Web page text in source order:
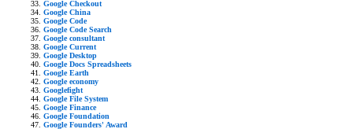
Google Checkout
Google China
Google Code
Google Code Search
Google consultant
Google Current
Google Desktop
Google Docs Spreadsheets
Google Earth
Google economy
Googlefight
Google File System
Google Finance
Google Foundation
Google Founders' Award